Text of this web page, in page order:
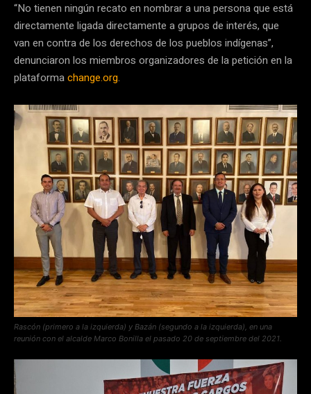
“No tienen ningún recato en nombrar a una persona que está
directamente ligada directamente a grupos de interés, que
van en contra de los derechos de los pueblos indígenas”,
denunciaron los miembros organizadores de la petición en la
plataformachange.org.
Rascón (primero a la izquierda) y Bazán (segundo a la izquierda), en una
reunión con el alcalde Marco Bonilla el pasado 20 de septiembre del 2021.